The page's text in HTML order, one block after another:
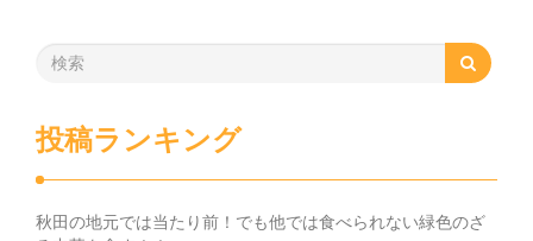
投稿ランキング
秋田の地元では当たり前！でも他では食べられない緑色のざ